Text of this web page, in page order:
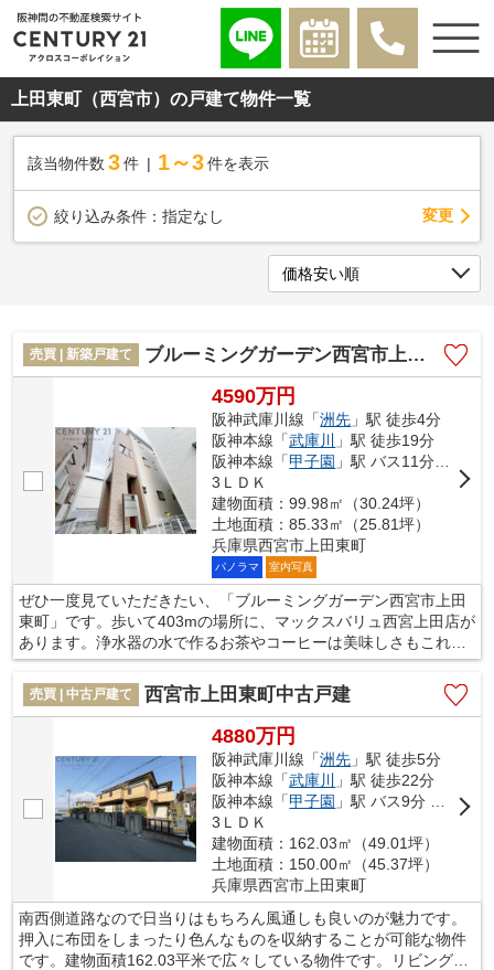
上田東町（西宮市）の戸建て物件一覧
該当物件数 3件 1～3 件を表示
絞り込み条件： 指定なし 変更
売買 | 新築戸建て ブルーミングガーデン西宮市上田東町
4590万円
阪神武庫川線「洲先 」駅 徒歩4分
阪神本線「武庫川
」駅 徒歩19分
阪神本線「甲子園 」駅 バス11分 「上田（西宮市）」 停歩10分
3ＬＤＫ
建物面積：99.98㎡（30.24坪）
土地面積：85.33㎡（25.81坪）
兵庫県西宮市上田東町
パノラマ 室内写真
ぜひ一度見ていただきたい、「ブルーミングガーデン西宮市上田
東町」です。歩いて403mの場所に、マックスバリュ西宮上田店が
あります。浄水器の水で作るお茶やコーヒーは美味しさもこれま
でと違います。広々としたリビングに充実設備のキッチンを備え
た3LDK。当社では、西宮市エリアや阪神武庫川線洲先付近での一
戸建て情報をご紹介致します。まずはお気軽にお問い合わせ下さ
売買 | 中古戸建て 西宮市上田東町中古戸建
4880万円
阪神武庫川線「洲先 」駅 徒歩5分
阪神本線「武庫川
」駅 徒歩22分
阪神本線「甲子園 」駅 バス9分 「上田（西宮市）」 停歩8分
3ＬＤＫ
建物面積：162.03㎡（49.01坪）
土地面積：150.00㎡（45.37坪）
兵庫県西宮市上田東町
南西側道路なので日当りはもちろん風通しも良いのが魅力です。
押入に布団をしまったり色んなものを収納することが可能な物件
です。建物面積162.03平米で広々している物件です。リビングダ